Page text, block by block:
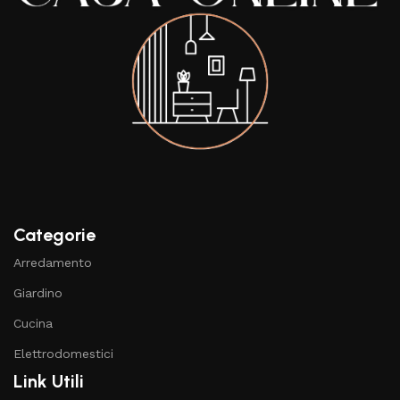
Categorie
Arredamento
Giardino
Cucina
Elettrodomestici
Link Utili